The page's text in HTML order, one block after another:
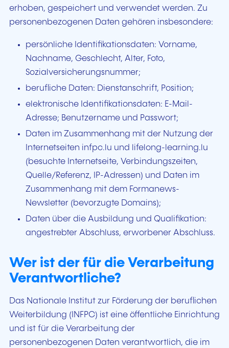
erhoben, gespeichert und verwendet werden. Zu
personenbezogenen Daten gehören insbesondere:
persönliche Identifikationsdaten: Vorname,
Nachname, Geschlecht, Alter, Foto,
Sozialversicherungsnummer;
berufliche Daten: Dienstanschrift, Position;
elektronische Identifikationsdaten: E-Mail-
Adresse; Benutzername und Passwort;
Daten im Zusammenhang mit der Nutzung der
Internetseiten infpc.lu und
lifelong-learning.lu
(besuchte Internetseite, Verbindungszeiten,
Quelle/Referenz, IP-Adressen) und Daten im
Zusammenhang mit dem Formanews-
Newsletter (bevorzugte Domains);
Daten über die Ausbildung und Qualifikation:
angestrebter Abschluss, erworbener Abschluss.
Wer ist der für die Verarbeitung
Verantwortliche?
Das Nationale Institut zur Förderung der beruflichen
Weiterbildung (INFPC) ist eine öffentliche Einrichtung
und ist für die Verarbeitung der
personenbezogenen Daten verantwortlich, die im